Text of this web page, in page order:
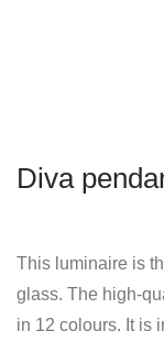
Diva
This luminaire is
glass. The high-
in 12 colours. It is